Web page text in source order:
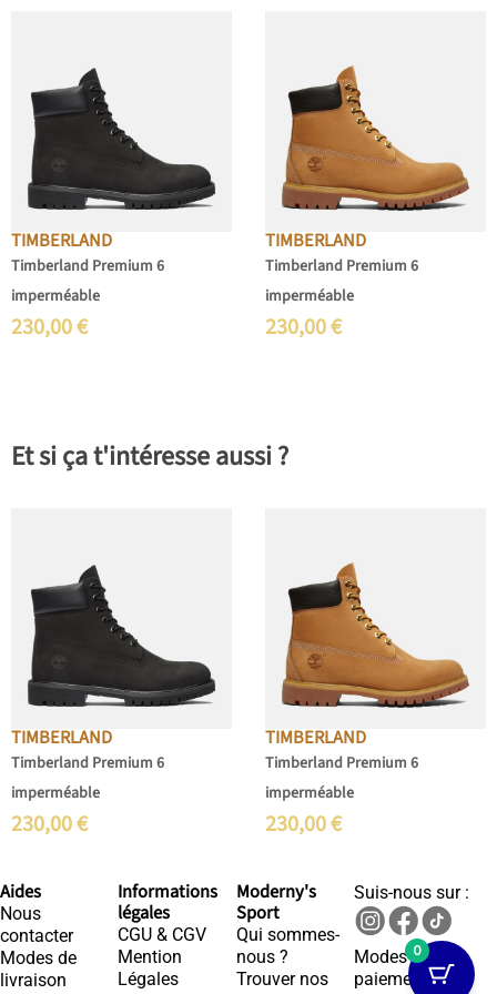
TIMBERLAND
Timberland Premium 6
imperméable
230,00€
TIMBERLAND
Timberland Premium 6
imperméable
230,00€
Et si ça t'intéresse aussi ?
TIMBERLAND
Timberland Premium 6
imperméable
230,00€
TIMBERLAND
Timberland Premium 6
imperméable
230,00€
Aides
Nous
contacter
Modes de
livraison
Informations
légales
CGU & CGV
Mention
Légales
Moderny's
Sport
Qui sommes-
nous ?
Trouver nos
Suis-nous sur :
Modes de
paiements :
0